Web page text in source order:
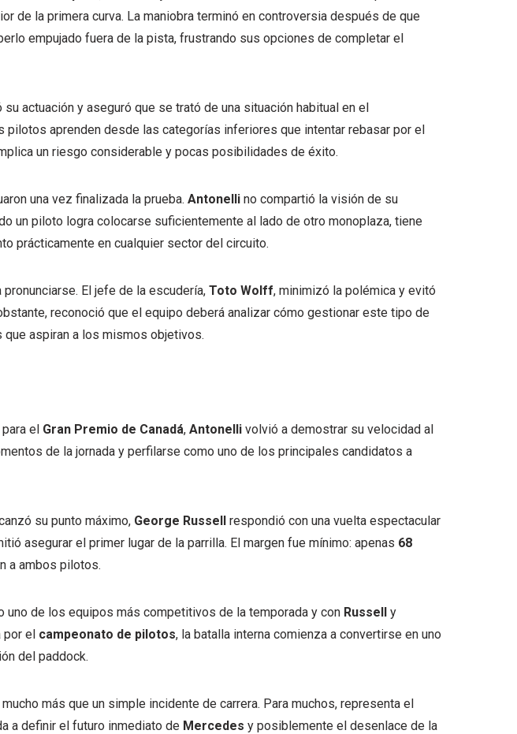
de la primera curva. La maniobra terminó en controversia después de que
empujado fuera de la pista, frustrando sus opciones de completar el
actuación y aseguró que se trató de una situación habitual en el
pilotos aprenden desde las categorías inferiores que intentar rebasar por el
un riesgo considerable y pocas posibilidades de éxito.
una vez finalizada la prueba. Antonelli no compartió la visión de su
un piloto logra colocarse suficientemente al lado de otro monoplaza, tiene
prácticamente en cualquier sector del circuito.
pronunciarse. El jefe de la escudería, Toto Wolff, minimizó la polémica y evitó
reconoció que el equipo deberá analizar cómo gestionar este tipo de
aspiran a los mismos objetivos.
el Gran Premio de Canadá, Antonelli volvió a demostrar su velocidad al
de la jornada y perfilarse como uno de los principales candidatos a
su punto máximo, George Russell respondió con una vuelta espectacular
asegurar el primer lugar de la parrilla. El margen fue mínimo: apenas 68
a ambos pilotos.
uno de los equipos más competitivos de la temporada y con Russell y
por el campeonato de pilotos, la batalla interna comienza a convertirse en uno
del paddock.
más que un simple incidente de carrera. Para muchos, representa el
a definir el futuro inmediato de Mercedes y posiblemente el desenlace de la